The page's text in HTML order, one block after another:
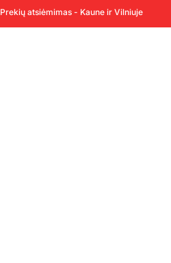
Prekių atsiėmimas - Kaune ir Vilniuje